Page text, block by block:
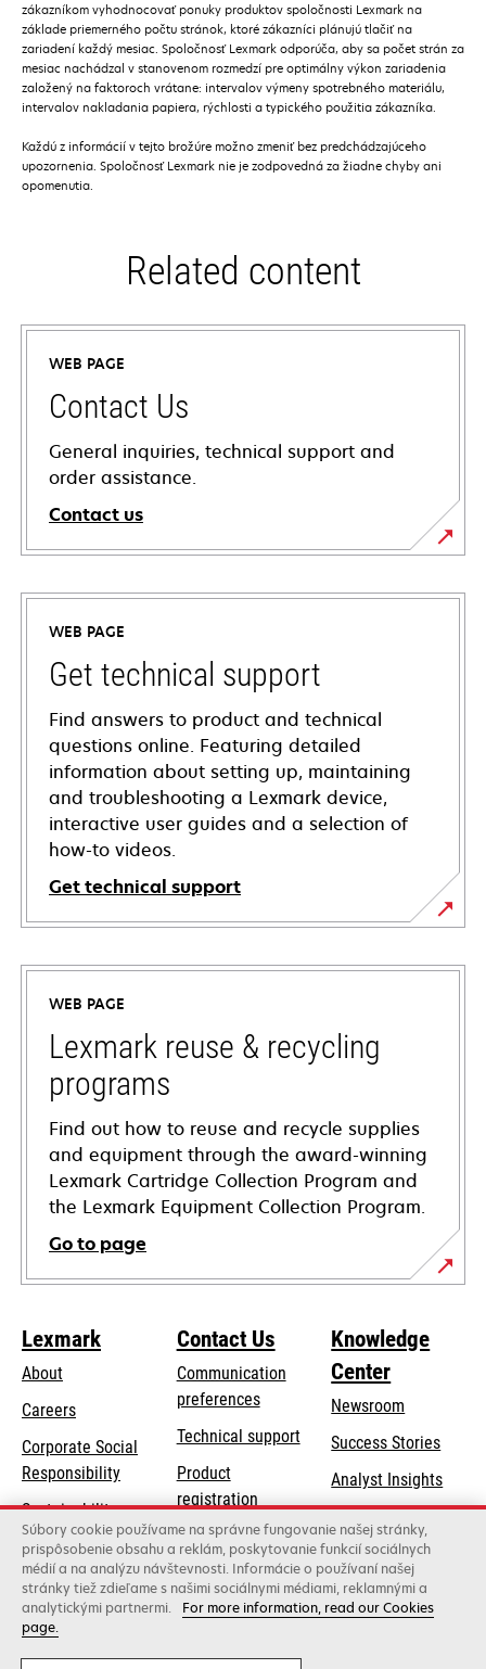
zákazníkom vyhodnocovať ponuky produktov spoločnosti Lexmark na
základe priemerného počtu stránok, ktoré zákazníci plánujú tlačiť na
zariadení každý mesiac. Spoločnosť Lexmark odporúča, aby sa počet strán za
mesiac nachádzal v stanovenom rozmedzí pre optimálny výkon zariadenia
založený na faktoroch vrátane: intervalov výmeny spotrebného materiálu,
intervalov nakladania papiera, rýchlosti a typického použitia zákazníka.
Každú z informácií v tejto brožúre možno zmeniť bez predchádzajúceho
upozornenia. Spoločnosť Lexmark nie je zodpovedná za žiadne chyby ani
opomenutia.
Related content
WEB PAGE
Contact Us
General inquiries, technical support and
order assistance.
Contact us
WEB PAGE
Get technical support
Find answers to product and technical
questions online. Featuring detailed
information about setting up, maintaining
and troubleshooting a Lexmark device,
interactive user guides and a selection of
how-to videos.
Get technical support
opens
in
new
tab
WEB PAGE
Lexmark reuse & recycling
programs
Find out how to reuse and recycle supplies
and equipment through the award-winning
Lexmark Cartridge Collection Program and
the Lexmark Equipment Collection Program.
Go to page
Lexmark
About
Careers
Corporate Social
Responsibilityopens
a
new
tab
Sustainability
Lexmark Partners
Contact Us
Communication
preferences
Technical supportopens
new
tab
Product
registration
Find a dealer
List of wholesalers
Knowledge
Center
Newsroom
Success Stories
Analyst Insights
©2026 All rights reserved.
Súbory cookie používame na správne fungovanie našej stránky,
prispôsobenie obsahu a reklám, poskytovanie funkcií sociálnych
médií a na analýzu návštevnosti. Informácie o používaní našej
stránky tiež zdieľame s našimi sociálnymi médiami, reklamnými a
analytickými partnermi.
For more information, read our Cookies
page.